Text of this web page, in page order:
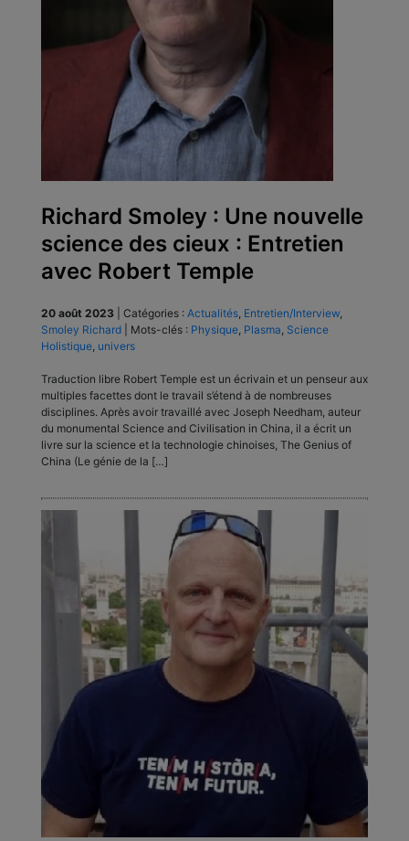
Richard Smoley : Une nouvelle
science des cieux : Entretien
avec Robert Temple
20 août 2023 Catégories : Actualités Entretien/Interview
Smoley Richard
Mots-clés : Physique Plasma Science
Holistique univers
Traduction libre Robert Temple est un écrivain et un penseur aux
multiples facettes dont le travail s’étend à de nombreuses
disciplines. Après avoir travaillé avec Joseph Needham, auteur
du monumental Science and Civilisation in China, il a écrit un
livre sur la science et la technologie chinoises, The Genius of
China (Le génie de la […]